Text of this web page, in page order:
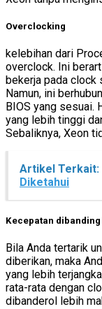
Overclocking
kelebihan dari
overclock. Ini
bekerja pada clock
Namun, ini
BIOS yang sesuai.
yang lebih tinggi
Sebaliknya, Xeon
Artikel Terkait:
Diketahui
Kecepatan
Bila Anda tertarik
diberikan, maka
yang lebih
rata-rata dengan
dibanderol lebih